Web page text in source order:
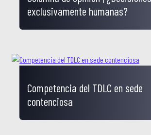
exclusivamente humanas?
Competencia del TDLC en sede
contenciosa